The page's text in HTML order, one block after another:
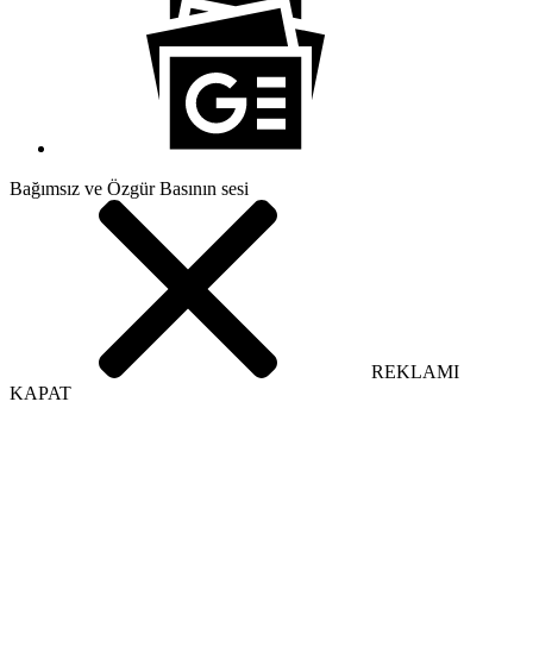
Bağımsız ve Özgür Basının sesi
REKLAMI
KAPAT